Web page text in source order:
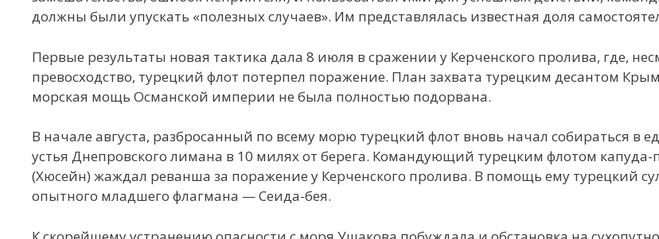
должны были упускать «полезных случаев». Им представлялась известная доля
Первые результаты новая тактика дала 8 июля в сражении у Керченского пролива, где,
превосходство, турецкий флот потерпел поражение. План захвата турецким десантом
морская мощь Османской империи не была полностью подорвана.
В начале августа, разбросанный по всему морю турецкий флот вновь начал собираться в
устья Днепровского лимана в 10 милях от берега. Командующий турецким флотом
(Хюсейн) жаждал реванша за поражение у Керченского пролива. В помощь ему турецкий
опытного младшего флагмана — Сеида-бея.